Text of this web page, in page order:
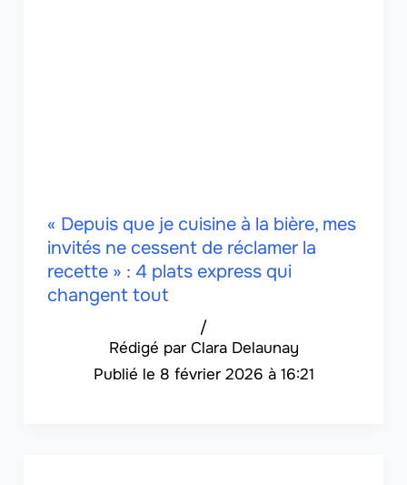
« Depuis que je cuisine à la bière, mes
invités ne cessent de réclamer la
recette » : 4 plats express qui
changent tout
Clara Delaunay
/
8 février 2026 à 16:21